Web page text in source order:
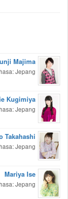
Majima
Jepang
Kugimiya
Jepang
Takahashi
Jepang
Mariya Ise
Jepang